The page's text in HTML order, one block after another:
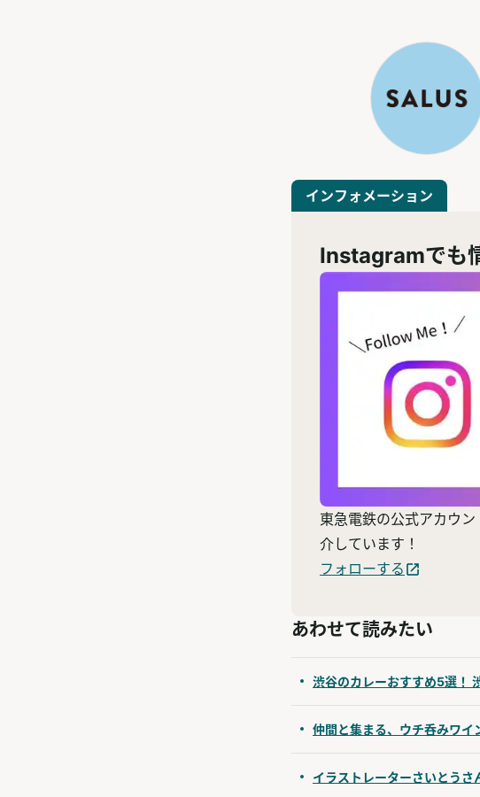
インフォメーション
Instagramでも
東急電鉄の公式アカウ
介しています！
フォローする
あわせて読みたい
渋谷のカレーおすすめ5選！
仲間と集まる、ウチ呑みワイ
イラストレーターさいとうさ